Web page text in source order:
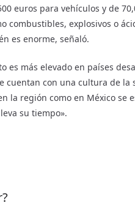
euros para vehículos y de
combustibles, explosivos o
es enorme, señaló.
es más elevado en países
cuentan con una cultura de
la región como en México se
su tiempo».